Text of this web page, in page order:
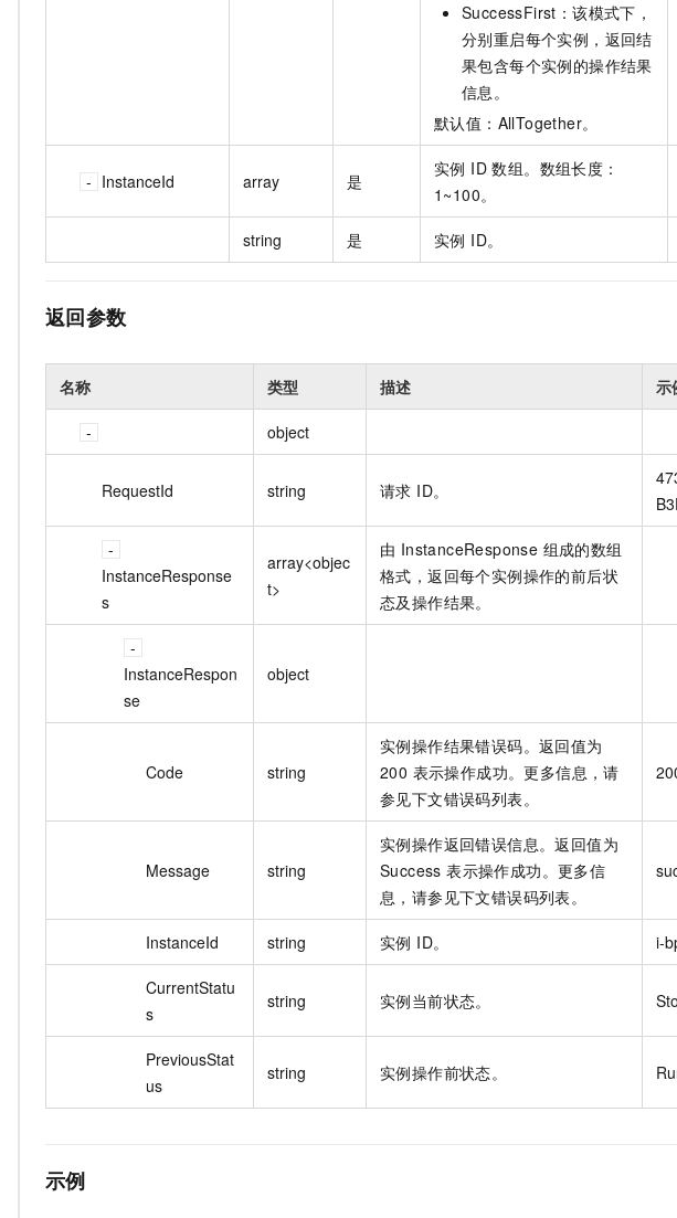
SuccessFirst：该模式下，
分别重启每个实例，返回结
果包含每个实例的操作结果
信息。
默认值：AllTogether。
InstanceId array 是
实例 ID 数组。数组长度：
1~100。
string 是 实例 ID。
返回参数
名称 类型 描述 示
object
RequestId string 请求 ID。
InstanceResponse
s
array<objec
t>
由 InstanceResponse 组成的数组
格式，返回每个实例操作的前后状
态及操作结果。
InstanceRespon
se
object
Code string
实例操作结果错误码。返回值为
200 表示操作成功。更多信息，请
参见下文错误码列表。
Message string
实例操作返回错误信息。返回值为
Success 表示操作成功。更多信
息，请参见下文错误码列表。
InstanceId string 实例 ID。 i-
CurrentStatu
s
string 实例当前状态。
PreviousStat
us
string 实例操作前状态。
示例